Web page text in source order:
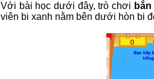
Với bài học dưới đây, trò chơi bắn
viên bi xanh nằm bên dưới hòn bi